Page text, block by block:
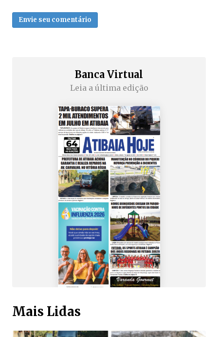
Envie seu comentário
Banca Virtual
Leia a última edição
Mais Lidas